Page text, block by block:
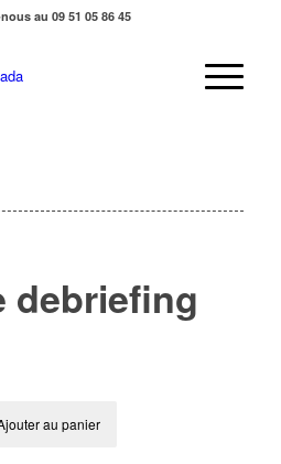
au 09 51 05 86 45
debriefing
au panier